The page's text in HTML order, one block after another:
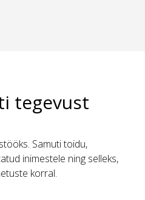
tegevust
Samuti toidu,
inimestele ning selleks,
korral.